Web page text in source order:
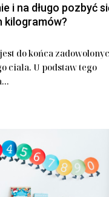
i na długo pozbyć
kilogramów?
do końca
ciała. U podstaw tego